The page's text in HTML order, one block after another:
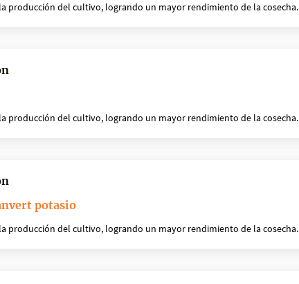
producción del cultivo, logrando un mayor rendimiento de la cosecha.
producción del cultivo, logrando un mayor rendimiento de la cosecha.
potasio
producción del cultivo, logrando un mayor rendimiento de la cosecha.